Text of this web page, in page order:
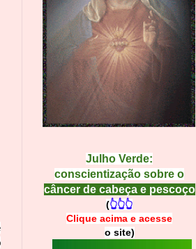
Julho Verde:
conscientização sobre o
câncer de cabeça e pescoço
(👆👆👆
Clique acima e acesse
o site)